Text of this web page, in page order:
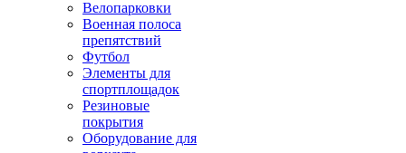
Велопарковки
Военная полоса
препятствий
Футбол
Элементы для
спортплощадок
Резиновые
покрытия
Оборудование для